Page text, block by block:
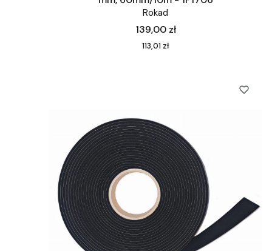
Rokad
Cena
139,00 zł
Cena
113,01 zł